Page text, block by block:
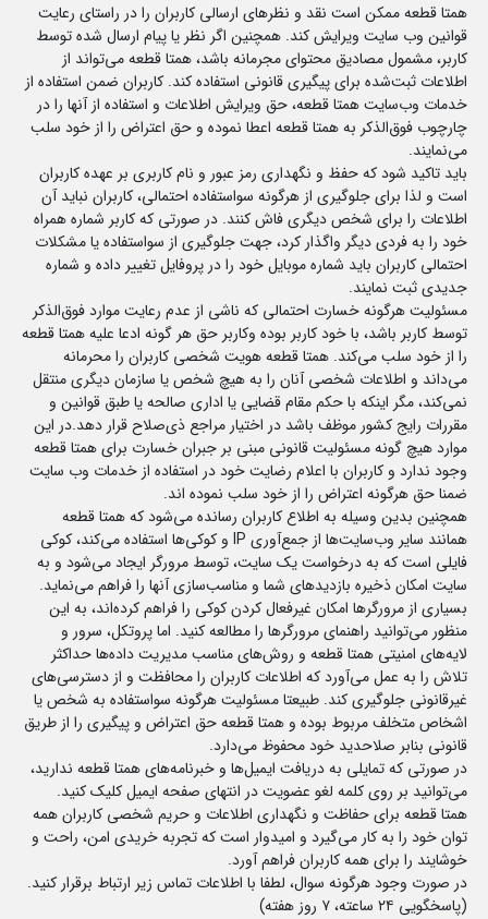
همتا قطعه ممکن است نقد و نظرهای ارسالی کاربران را در راستای رعایت
قوانین وب سایت ویرایش کند. همچنین اگر نظر یا پیام ارسال شده توسط
کاربر، مشمول مصادیق محتوای مجرمانه باشد، همتا قطعه می‌تواند از
اطلاعات ثبت‌شده برای پیگیری قانونی استفاده کند. کاربران ضمن استفاده از
خدمات وب‌سایت همتا قطعه، حق ویرایش اطلاعات و استفاده از آنها را در
چارچوب فوق‌الذکر به همتا قطعه اعطا نموده و حق اعتراض را از خود سلب
می‌نمایند.
باید تاکید شود که حفظ و نگهداری رمز عبور و نام کاربری بر عهده کاربران
است و لذا برای جلوگیری از هرگونه سواستفاده احتمالی، کاربران نباید آن
اطلاعات را برای شخص دیگری فاش کنند. در صورتی که کاربر شماره همراه
خود را به فردی دیگر واگذار کرد، جهت جلوگیری از سواستفاده یا مشکلات
احتمالی کاربران باید شماره موبایل خود را در پروفایل تغییر داده و شماره
جدیدی ثبت نمایند.
مسئولیت هرگونه خسارت احتمالی که ناشی از عدم رعایت موارد فوق‌الذکر
توسط کاربر باشد، با خود کاربر بوده وکاربر حق هر گونه ادعا علیه همتا قطعه
را از خود سلب می‌کند. همتا قطعه هویت شخصی کاربران را محرمانه
می‌داند و اطلاعات شخصی آنان را به هیچ شخص یا سازمان دیگری منتقل
نمی‌کند، مگر اینکه با حکم مقام قضایی یا اداری صالحه یا طبق قوانین و
مقررات رایج کشور موظف باشد در اختیار مراجع ذی‌صلاح قرار دهد.در این
موارد هیچ گونه مسئولیت قانونی مبنی بر جبران خسارت برای همتا قطعه
وجود ندارد و کاربران با اعلام رضایت خود در استفاده از خدمات وب سایت
ضمنا حق هرگونه اعتراض را از خود سلب نموده اند.
همچنین بدین وسیله به اطلاع کاربران رسانده می‌شود که همتا قطعه
همانند سایر وب‌سایت‌ها از جمع‌آوری IP و کوکی‌ها استفاده می‌کند، کوکی
فایلی است که به درخواست یک سایت، توسط مرورگر ایجاد می‌شود و به
سایت امکان ذخیره بازدید‌های شما و مناسب‌سازی آنها را فراهم می‌نماید.
بسیاری از مرورگرها امکان غیرفعال کردن کوکی را فراهم کرده‌اند، به این
منظور می‌توانید راهنمای مرورگرها را مطالعه کنید. اما پروتکل، سرور و
لایه‌های امنیتی همتا قطعه و روش‌های مناسب مدیریت داده‌ها حداکثر
تلاش را به عمل می‌آورد که اطلاعات کاربران را محافظت و از دسترسی‌های
غیرقانونی جلوگیری کند. طبیعتا مسئولیت هرگونه سواستفاده به شخص یا
اشخاص متخلف مربوط بوده و همتا قطعه حق اعتراض و پیگیری را از طریق
قانونی بنابر صلاحدید خود محفوظ می‌دارد.
در صورتی که تمایلی به دریافت ایمیل‌ها و خبرنامه‌های همتا قطعه ندارید،
می‌توانید بر روی کلمه لغو عضویت در انتهای صفحه ایمیل کلیک کنید.
همتا قطعه برای حفاظت و نگهداری اطلاعات و حریم شخصی کاربران همه
توان خود را به کار می‌گیرد و امیدوار است که تجربه خریدی امن، راحت و
خوشایند را برای همه کاربران فراهم آورد.
در صورت وجود هرگونه سوال، لطفا با اطلاعات تماس زیر ارتباط برقرار کنید.
(پاسخگویی ۲۴ ساعته، ٧ روز هفته)